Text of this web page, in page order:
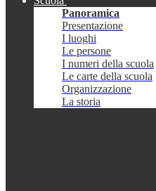
Panoramica
Presentazione
I luoghi
Le persone
I numeri della scuola
Le carte della scuola
Organizzazione
La storia